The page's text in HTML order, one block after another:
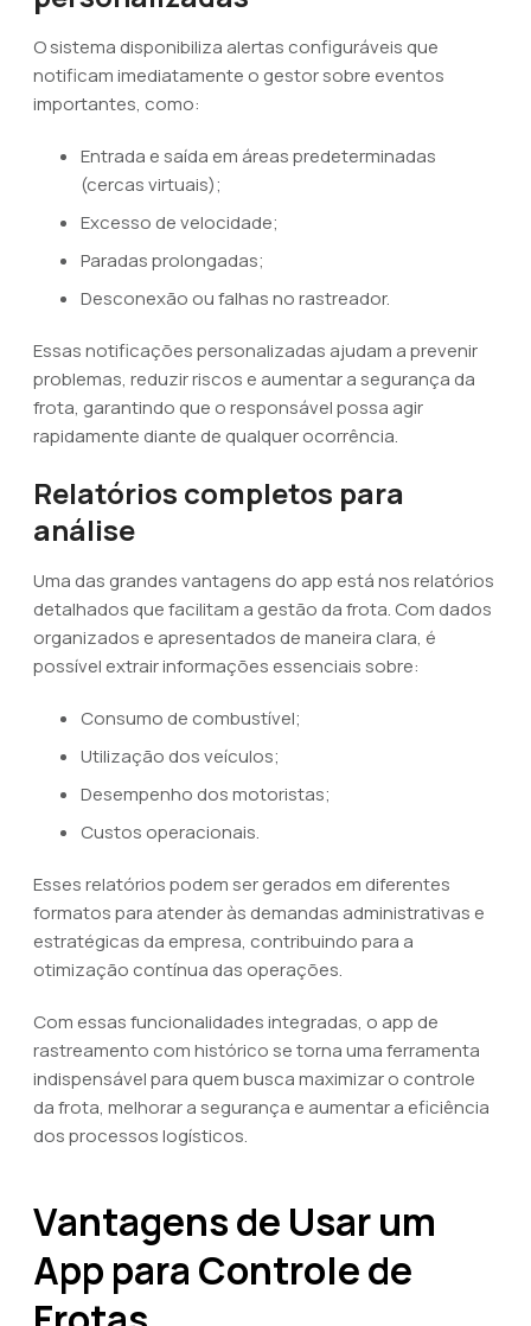
O sistema disponibiliza alertas configuráveis que
notificam imediatamente o gestor sobre eventos
importantes, como:
Entrada e saída em áreas predeterminadas
(cercas virtuais);
Excesso de velocidade;
Paradas prolongadas;
Desconexão ou falhas no rastreador.
Essas notificações personalizadas ajudam a prevenir
problemas, reduzir riscos e aumentar a segurança da
frota, garantindo que o responsável possa agir
rapidamente diante de qualquer ocorrência.
Relatórios completos para
análise
Uma das grandes vantagens do app está nos relatórios
detalhados que facilitam a gestão da frota. Com dados
organizados e apresentados de maneira clara, é
possível extrair informações essenciais sobre:
Consumo de combustível;
Utilização dos veículos;
Desempenho dos motoristas;
Custos operacionais.
Esses relatórios podem ser gerados em diferentes
formatos para atender às demandas administrativas e
estratégicas da empresa, contribuindo para a
otimização contínua das operações.
Com essas funcionalidades integradas, o app de
rastreamento com histórico se torna uma ferramenta
indispensável para quem busca maximizar o controle
da frota, melhorar a segurança e aumentar a eficiência
dos processos logísticos.
Vantagens de Usar um
App para Controle de